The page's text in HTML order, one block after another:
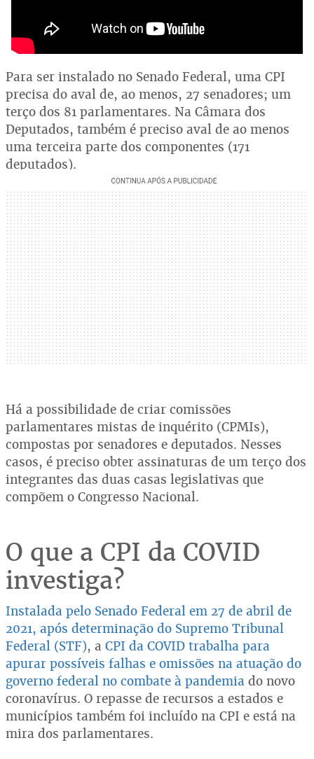
Para ser instalado no Senado Federal, uma CPI
precisa do aval de, ao menos, 27 senadores; um
terço dos 81 parlamentares. Na Câmara dos
Deputados, também é preciso aval de ao menos
uma terceira parte dos componentes (171
deputados).
Há a possibilidade de criar comissões
parlamentares mistas de inquérito (CPMIs),
compostas por senadores e deputados. Nesses
casos, é preciso obter assinaturas de um terço dos
integrantes das duas casas legislativas que
compõem o Congresso Nacional.
O que a CPI da COVID
investiga?
Instalada pelo Senado Federal em 27 de abril de
2021, após determinação do Supremo Tribunal
Federal (STF), a CPI da COVID trabalha para
apurar possíveis falhas e omissões na atuação do
governo federal no combate à pandemia do novo
coronavírus. O repasse de recursos a estados e
municípios também foi incluído na CPI e está na
mira dos parlamentares.